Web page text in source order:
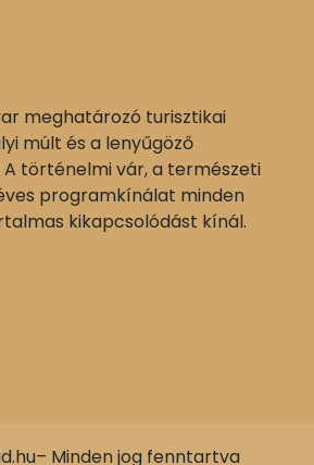
meghatározó turisztikai
múlt és a lenyűgöző
történelmi vár, a természeti
programkínálat minden
kikapcsolódást kínál.
Minden jog fenntartva